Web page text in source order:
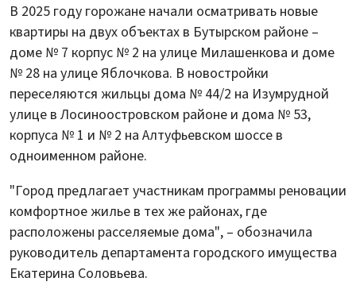
В 2025 году горожане начали осматривать новые
квартиры на двух объектах в Бутырском районе –
доме № 7 корпус № 2 на улице Милашенкова и доме
№ 28 на улице Яблочкова. В новостройки
переселяются жильцы дома № 44/2 на Изумрудной
улице в Лосиноостровском районе и дома № 53,
корпуса № 1 и № 2 на Алтуфьевском шоссе в
одноименном районе.
"Город предлагает участникам программы реновации
комфортное жилье в тех же районах, где
расположены расселяемые дома", – обозначила
руководитель департамента городского имущества
Екатерина Соловьева.